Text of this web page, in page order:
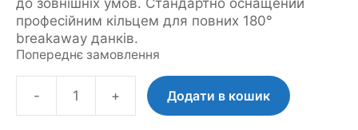
до зовнішніх умов. Стандартно оснащений
професійним кільцем для повних 180°
breakaway данків.
Попереднє замовлення
-
MegaSlam
60
+ Додати в кошик